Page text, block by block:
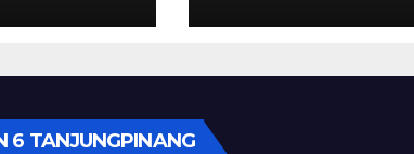
6 TANJUNGPINANG